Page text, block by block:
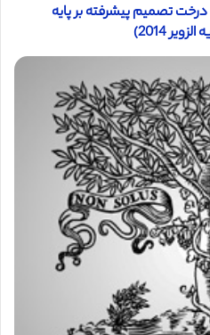
تصمیم پیشرفته بر پایه
2014)